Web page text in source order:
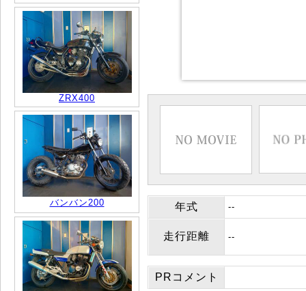
ZRX400
バンバン200 年式 --
走行距離 --
PRコメント